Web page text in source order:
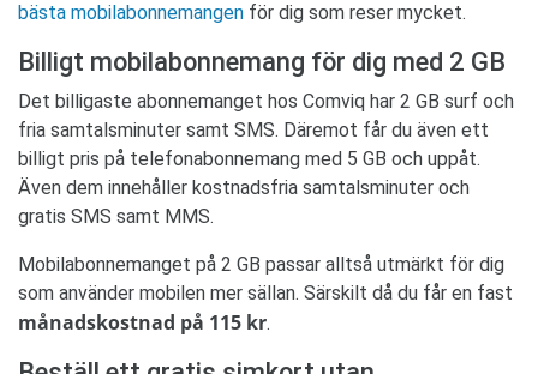
bästa mobilabonnemangen för dig som reser mycket.
Billigt mobilabonnemang för dig med 2 GB
Det billigaste abonnemanget hos Comviq har 2 GB surf och
fria samtalsminuter samt SMS. Däremot får du även ett
billigt pris på telefonabonnemang med 5 GB och uppåt.
Även dem innehåller kostnadsfria samtalsminuter och
gratis SMS samt MMS.
Mobilabonnemanget på 2 GB passar alltså utmärkt för dig
som använder mobilen mer sällan. Särskilt då du får en fast
månadskostnad på 115 kr.